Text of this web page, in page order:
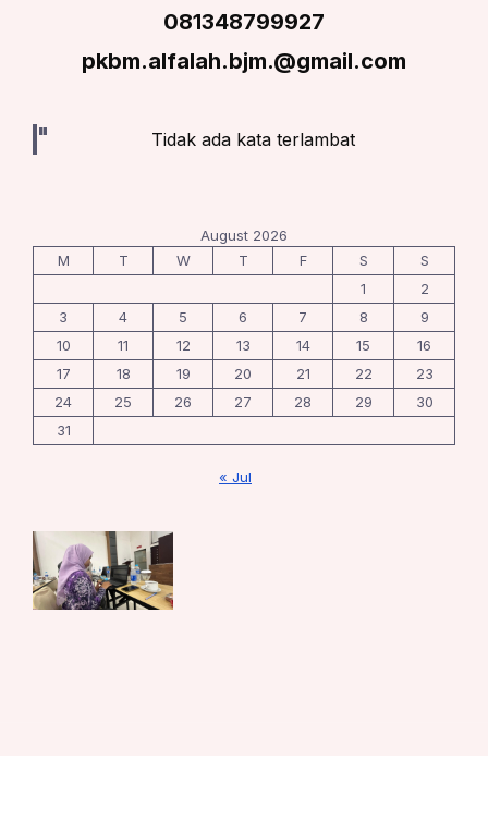
081348799927
pkbm.alfalah.bjm.@gmail.com
Tidak ada kata terlambat
August 2026
M
T W T F S
S
1
2
3
4 5 6 7 8
9
10
11 12 13 14 15
16
17
18 19 20 21 22
23
24
25 26 27 28 29
30
31
« Jul